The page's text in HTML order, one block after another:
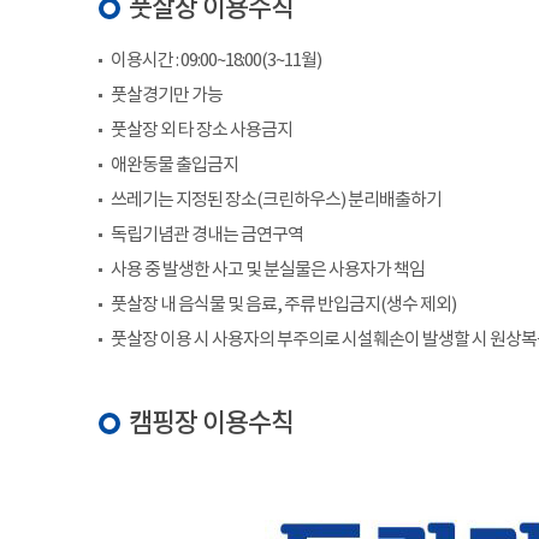
풋살장 이용수칙
이용시간 : 09:00~18:00(3~11월)
풋살경기만 가능
풋살장 외 타 장소 사용금지
애완동물 출입금지
쓰레기는 지정된 장소(크린하우스) 분리배출하기
독립기념관 경내는 금연구역
사용 중 발생한 사고 및 분실물은 사용자가 책임
풋살장 내 음식물 및 음료, 주류 반입금지(생수 제외)
풋살장 이용 시 사용자의 부주의로 시설훼손이 발생할 시 원상
캠핑장 이용수칙